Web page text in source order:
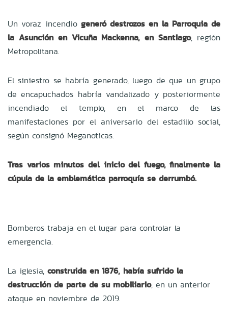
Un voraz incendio generó destrozos en la Parroquia de
la Asunción en Vicuña Mackenna, en Santiago, región
Metropolitana.
El siniestro se habría generado, luego de que un grupo
de encapuchados habría vandalizado y posteriormente
incendiado el templo, en el marco de las
manifestaciones por el aniversario del estadillo social,
según consignó Meganoticas.
Tras varios minutos del inicio del fuego, finalmente la
cúpula de la emblemática parroquía se derrumbó.
Bomberos trabaja en el lugar para controlar la
emergencia.
La iglesia, construida en 1876, había sufrido la
destrucción de parte de su mobiliario, en un anterior
ataque en noviembre de 2019.